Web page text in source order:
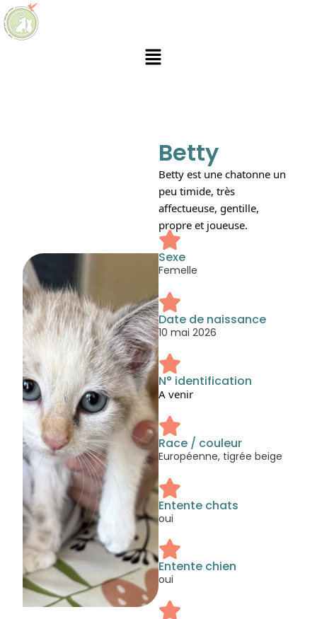
Betty
Betty est une chatonne un
peu timide, très
affectueuse, gentille,
propre et joueuse.
Sexe
Femelle
Date de naissance
10 mai 2026
N° identification
A venir
Race / couleur
Européenne, tigrée beige
Entente chats
oui
Entente chien
oui